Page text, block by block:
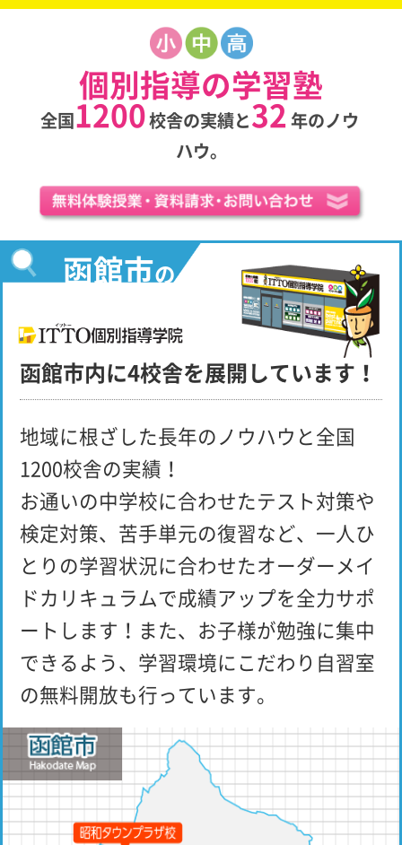
個別指導の学習塾
全国1200校舎の実績と32年のノウ
ハウ。
函館市の
函館市内に4校舎を展開しています！
地域に根ざした長年のノウハウと全国
1200校舎の実績！
お通いの中学校に合わせたテスト対策や
検定対策、苦手単元の復習など、一人ひ
とりの学習状況に合わせたオーダーメイ
ドカリキュラムで成績アップを全力サポ
ートします！また、お子様が勉強に集中
できるよう、学習環境にこだわり自習室
の無料開放も行っています。